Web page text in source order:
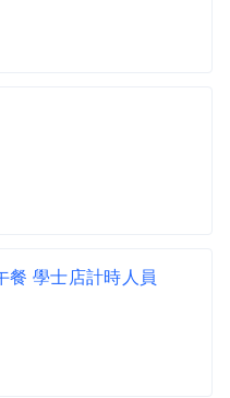
餐 學士店計時人員